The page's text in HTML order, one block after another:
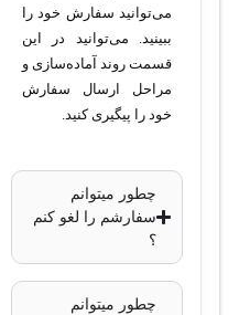
می‌توانید سفارش خود را
ببینید. می‌توانید در این
قسمت روند آماده‌سازی و
مراحل ارسال سفارش
خود را پیگیری کنید.
چطور میتوانم
سفارشم را لغو کنم
؟
چطور میتوانم